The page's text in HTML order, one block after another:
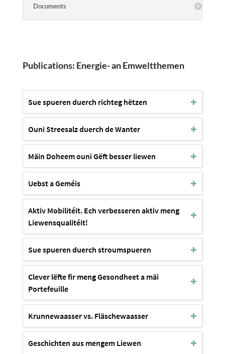
Documents
Publications: Energie- an Emweltthemen
Sue spueren duerch richteg hëtzen
Ouni Streesalz duerch de Wanter
Mäin Doheem ouni Gëft besser liewen
Uebst a Geméis
Aktiv Mobilitéit. Ech verbesseren aktiv meng
Liewensqualitéit!
Sue spueren duerch stroumspueren
Clever lëfte fir meng Gesondheet a mäi
Portefeuille
Krunnewaasser vs. Fläschewaasser
Geschichten aus mengem Liewen